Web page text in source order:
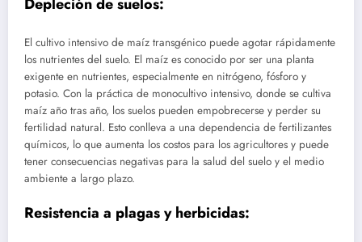
Depleción de suelos:
El cultivo intensivo de maíz transgénico puede agotar rápidamente
los nutrientes del suelo. El maíz es conocido por ser una planta
exigente en nutrientes, especialmente en nitrógeno, fósforo y
potasio. Con la práctica de monocultivo intensivo, donde se cultiva
maíz año tras año, los suelos pueden empobrecerse y perder su
fertilidad natural. Esto conlleva a una dependencia de fertilizantes
químicos, lo que aumenta los costos para los agricultores y puede
tener consecuencias negativas para la salud del suelo y el medio
ambiente a largo plazo.
Resistencia a plagas y herbicidas: